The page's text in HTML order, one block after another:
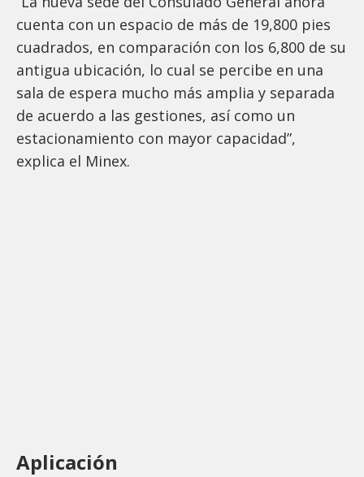
cuenta con un espacio de más de 19,800 pies
cuadrados, en comparación con los 6,800 de su
antigua ubicación, lo cual se percibe en una
sala de espera mucho más amplia y separada
de acuerdo a las gestiones, así como un
estacionamiento con mayor capacidad”,
explica el Minex.
Aplicación